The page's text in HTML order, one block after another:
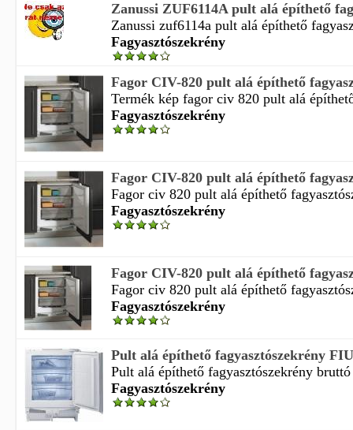
Zanussi ZUF6114A pult alá építhető
Zanussi zuf6114a pult alá építhető
Fagyasztószekrény
Fagor CIV-820 pult alá építhető
Termék kép fagor civ 820 pult alá
Fagyasztószekrény
Fagor CIV-820 pult alá építhető
Fagor civ 820 pult alá építhető
Fagyasztószekrény
Fagor CIV-820 pult alá építhető
Fagor civ 820 pult alá építhető
Fagyasztószekrény
Pult alá építhető fagyasztószekrény
Pult alá építhető fagyasztószekrény
Fagyasztószekrény